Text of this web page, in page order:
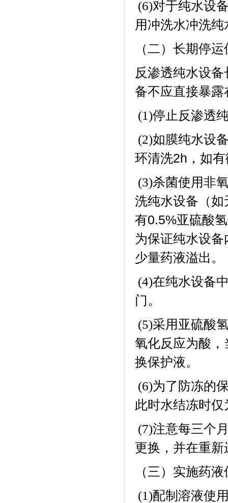
(6)对于纯水设
用冲洗水冲洗
（二）长期停
反渗透纯水设
备不应直接暴
(1)停止反渗透
(2)如膜纯水设
环清洗2h ，如
(3)杀菌使用非
洗纯水设备（
有0.5%亚硫酸
为保证纯水设
少量药液溢出。
(4)在纯水设备
门。
(5)采用亚硫酸
氧化反应为酸，
换保护液。
(6)为了防冻的
此时水结冻时
(7)注意每三个
更换，并在重
（三）实施药
(1)配制溶液使